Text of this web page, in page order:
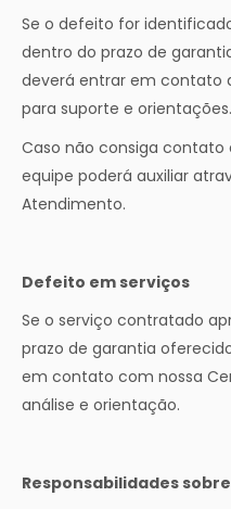
Se o defeito for
dentro do prazo de
deverá entrar em
para suporte e orientações.
Caso não consiga
equipe poderá auxiliar
Atendimento.
Defeito em serviços
Se o serviço contratado
prazo de garantia
em contato com nossa
análise e orientação.
Responsabilidades